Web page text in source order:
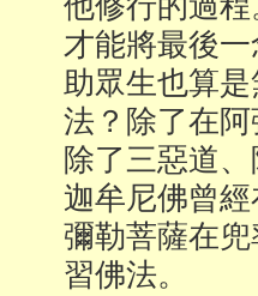
才能將最後
助眾生也算
法？除了在
除了三惡道
迦牟尼佛曾
彌勒菩薩在
習佛法。